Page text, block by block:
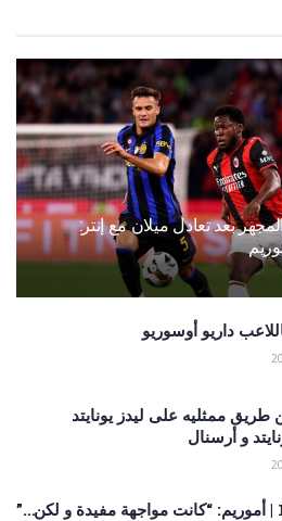
بعد تعادل ميلان مع إنتر:
داريو أوسوريو
ممثليه على ليدز يونايتد
و أرسنال